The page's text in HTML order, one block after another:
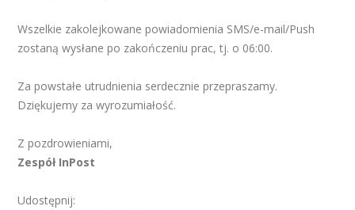
Wszelkie zakolejkowane powiadomienia SMS/e-mail/Push
zostaną wysłane po zakończeniu prac, tj. o 06:00.
Za powstałe utrudnienia serdecznie przepraszamy.
Dziękujemy za wyrozumiałość.
Z pozdrowieniami,
Zespół InPost
Udostępnij: